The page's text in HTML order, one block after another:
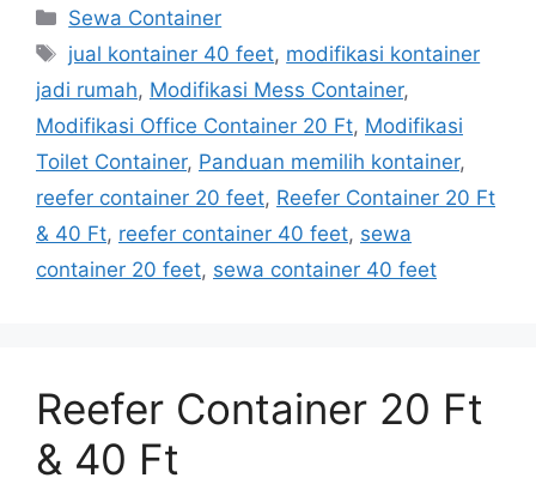
Categories
Sewa Container
Tags
jual kontainer 40 feet, modifikasi kontainer
jadi rumah, Modifikasi Mess Container,
Modifikasi Office Container 20 Ft, Modifikasi
Toilet Container, Panduan memilih kontainer,
reefer container 20 feet, Reefer Container 20 Ft
& 40 Ft, reefer container 40 feet, sewa
container 20 feet, sewa container 40 feet
Reefer Container 20 Ft
& 40 Ft